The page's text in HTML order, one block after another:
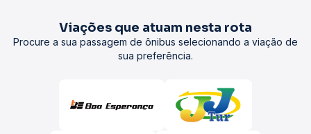
Viações que atuam nesta rota
Procure a sua passagem de ônibus selecionando a viação de
sua preferência.